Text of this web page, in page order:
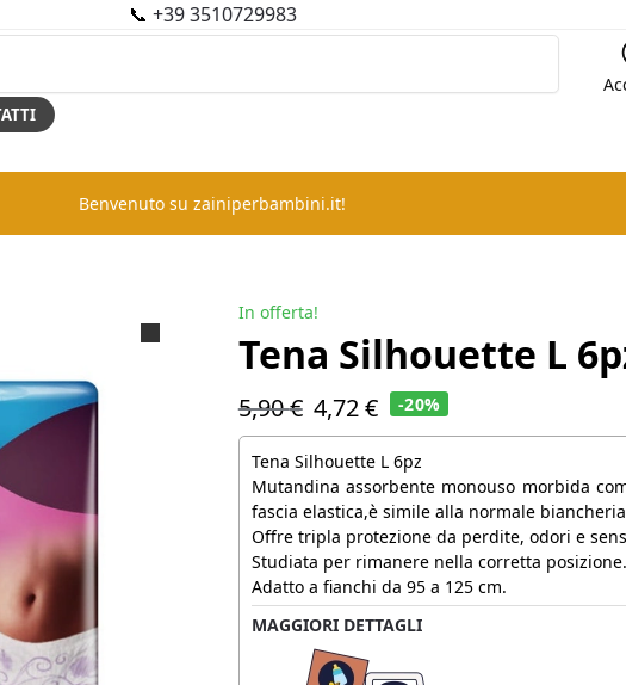
📞 +39 3510729983
Benvenuto su zainiperbambini.it!
In offerta!
Tena Silhouette L
5,90€ 4,72€ -20%
Tena Silhouette L 6pz
Mutandina assorbente monouso morbida
fascia elastica,è simile alla normale
Offre tripla protezione da perdite, odori e
Studiata per rimanere nella corretta posizione.
Adatto a fianchi da 95 a 125 cm.
MAGGIORI DETTAGLI